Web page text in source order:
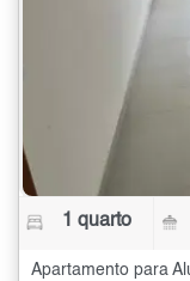
1 quarto